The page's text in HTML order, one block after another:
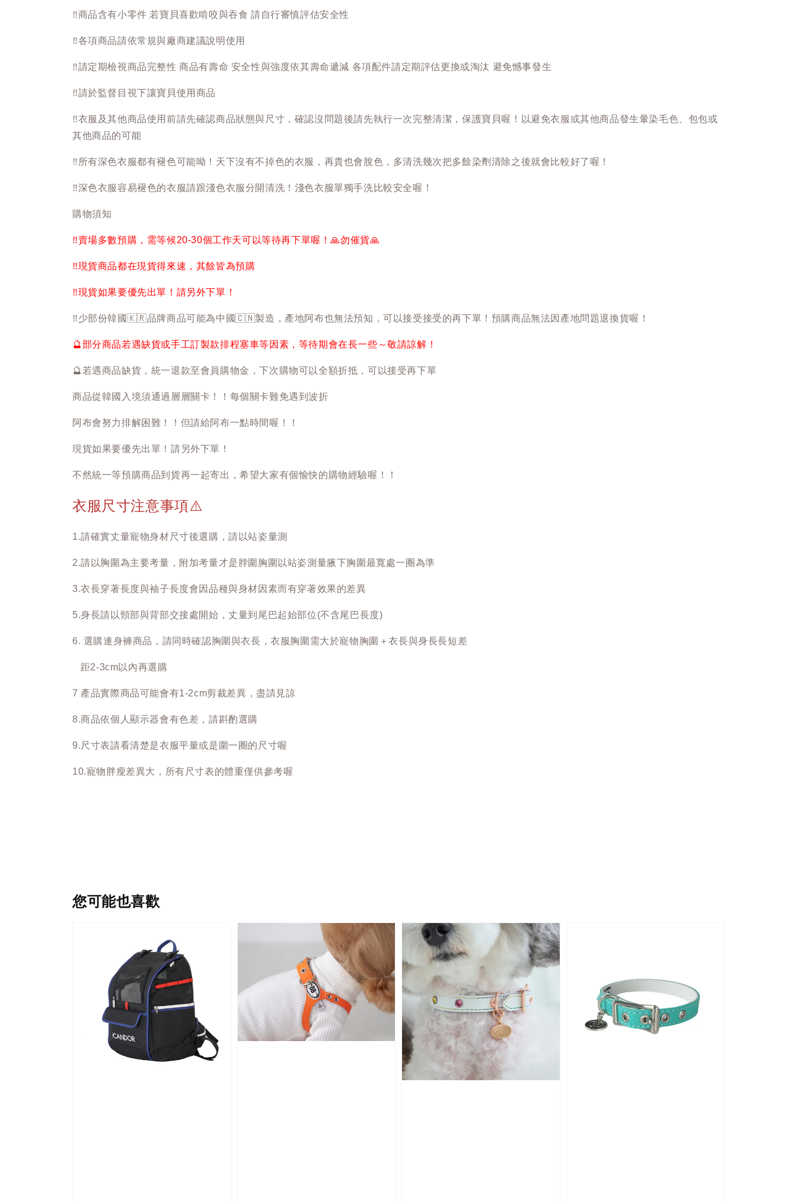
‼️商品含有小零件 若寶貝喜歡啃咬與吞食 請自行審慎評估安全性
‼️各項商品請依常規與廠商建議說明使用
‼️請定期檢視商品完整性 商品有壽命 安全性與強度依其壽命遞減 各項配件請定期評估更換或淘汰 避免憾事發生
‼️請於監督目視下讓寶貝使用商品
‼️衣服及其他商品使用前請先確認商品狀態與尺寸，確認沒問題後請先執行一次完整清潔，保護寶貝喔！以避免衣服或其他商品發生暈染毛色、包包或
其他商品的可能
‼️ 所有深色衣服都有褪色可能呦！天下沒有不掉色的衣服，再貴也會脫色，多清洗幾次把多餘染劑清除之後就會比較好了喔！
‼️深色衣服容易褪色的衣服請跟淺色衣服分開清洗！淺色衣服單獨手洗比較安全喔！
購物須知
‼️賣場多數預購，需等候20-30個工作天可以等待再下單喔！🙏勿催貨🙏
‼️現貨商品都在現貨得來速，其餘皆為預購
‼️現貨如果要優先出單！請另外下單！
‼️少部份韓國 🇰🇷品牌商品可能為中國🇨🇳製造，產地阿布也無法預知，可以接受接受的再下單！預購商品無法因產地問題退換貨喔！
🔮部分商品若遇缺貨或手工訂製款排程塞車等因素，等待期會在長一些～敬請諒解！
🔮 若遇商品缺貨，統一退款至會員購物金，下次購物可以全額折抵，可以接受再下單
商品從韓國入境須通過層層關卡！！每個關卡難免遇到波折
阿布會努力排解困難！！但請給阿布一點時間喔！！
現貨如果要優先出單！請另外下單！
不然統一等預購商品到貨再一起寄出，希望大家有個愉快的購物經驗喔！！
衣服尺寸注意事項⚠️
1.請確實丈量寵物身材尺寸後選購，請以站姿量測
2.請以胸圍為主要考量，附加考量才是脖圍胸圍以站姿測量腋下胸圍最寬處一圈為準
3.衣長穿著長度與袖子長度會因品種與身材因素而有穿著效果的差異
5.身長請以頸部與背部交接處開始，丈量到尾巴起始部位(不含尾巴長度)
6. 選購連身褲商品，請同時確認胸圍與衣長，衣服胸圍需大於寵物胸圍＋衣長與身長長短差
距2-3cm以內再選購
7 產品實際商品可能會有1-2cm剪裁差異，盡請見諒
8.商品依個人顯示器會有色差，請斟酌選購
9.尺寸表請看清楚是衣服平量或是圍一圈的尺寸喔
10.寵物胖瘦差異大，所有尺寸表的體重僅供參考喔
您可能也喜歡